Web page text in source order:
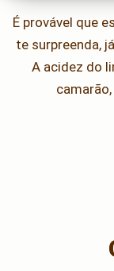
É provável que
te surpreenda,
A acidez do